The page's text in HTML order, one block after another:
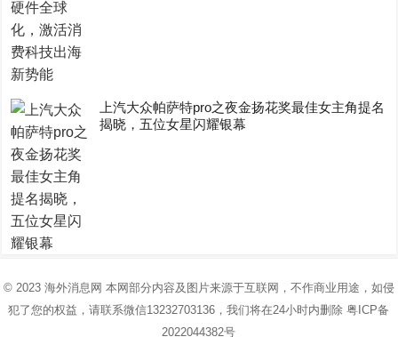
上汽大众帕萨特pro之夜金扬花奖最佳女主角提名
揭晓，五位女星闪耀银幕
© 2023 海外消息网 本网部分内容及图片来源于互联网，不作商业用途，如侵
犯了您的权益，请联系微信13232703136，我们将在24小时内删除粤ICP备
2022044382号